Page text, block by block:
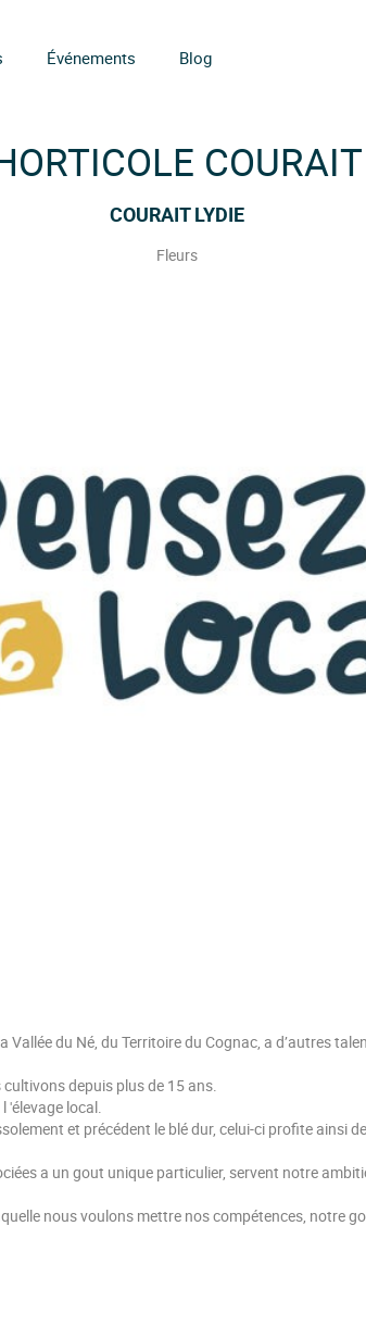
Événements Blog
COURAIT
COURAIT LYDIE
Fleurs
Vallée du Né, du Territoire du Cognac, a d’autres
depuis plus de 15 ans.
'élevage local.
et précédent le blé dur, celui-ci profite ainsi
a un gout unique particulier, servent notre
nous voulons mettre nos compétences, notre